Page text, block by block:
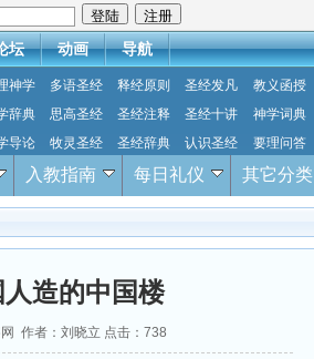
坛 动画 导航
神学 多语圣经 释经原则 圣经发凡 教义函授
辞典 思高圣经 圣经注释 圣经十讲 神学词典
导论 牧灵圣经 圣经辞典 认识圣经 要理问答
入教指南 每日礼仪 其它分类
造的中国楼
作者：刘晓立 点击： 738